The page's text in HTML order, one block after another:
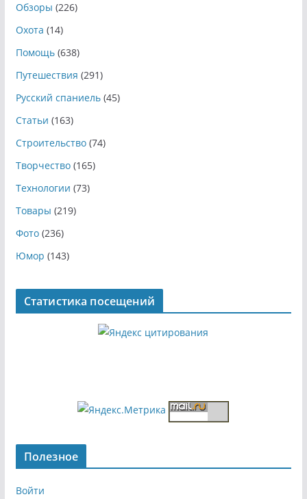
Обзоры (226)
Охота (14)
Помощь(638)
Путешествия (291)
Русский спаниель(45)
Статьи (163)
Строительство(74)
Творчество(165)
Технологии (73)
Товары (219)
Фото(236)
Юмор (143)
Статистика посещений
Полезное
Войти